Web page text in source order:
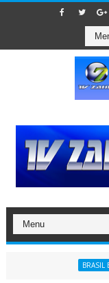
BRASIL E MUNDO